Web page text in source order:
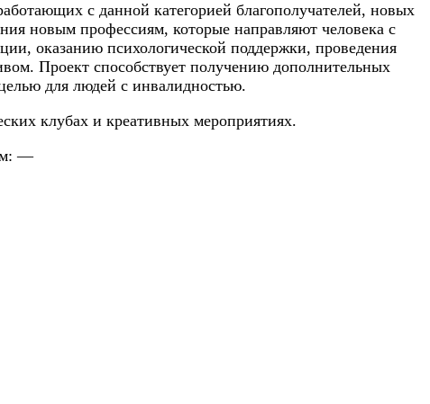
с данной категорией благополучателей, новых
новым профессиям, которые направляют человека с
оказанию психологической поддержки, проведения
Проект способствует получению дополнительных
для людей с инвалидностью.
клубах и креативных мероприятиях.
—